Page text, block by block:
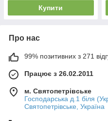
Купити
Про нас
99% позитивних з 271
Працює з 26.02.2011
м. Святопетрівське
Господарська д.1 біля
Святопетрівське, Україна